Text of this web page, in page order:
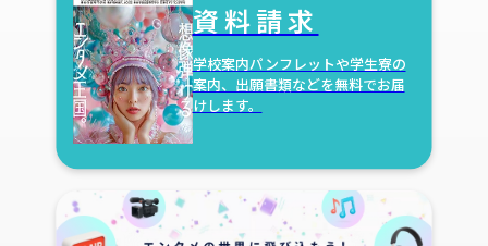
資料請求
学校案内パンフレットや学生寮の
案内、出願書類などを無料でお届
けします。